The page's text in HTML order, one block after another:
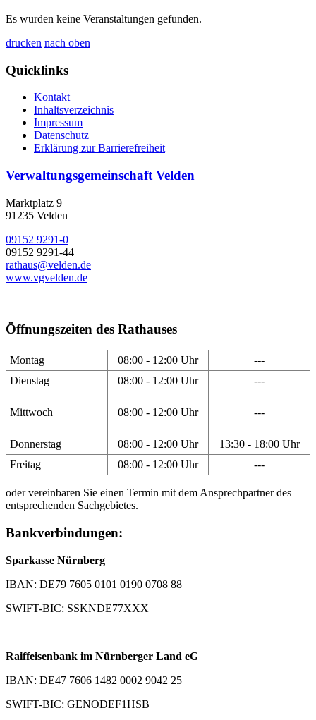
Es wurden keine Veranstaltungen gefunden.
drucken nach oben
Quicklinks
Kontakt
Inhaltsverzeichnis
Impressum
Datenschutz
Erklärung zur Barrierefreiheit
Verwaltungsgemeinschaft Velden
Marktplatz 9
91235 Velden
09152 9291-0
09152 9291-44
rathaus@velden.de
www.vgvelden.de
Öffnungszeiten des Rathauses
Montag 08:00 - 12:00 Uhr
---
Dienstag
08:00 - 12:00 Uhr ---
Mittwoch 08:00 - 12:00 Uhr ---
Donnerstag 08:00 - 12:00 Uhr
13:30 - 18:00 Uhr
Freitag
08:00 - 12:00 Uhr ---
oder vereinbaren Sie einen Termin mit dem Ansprechpartner des
entsprechenden Sachgebietes.
Bankverbindungen:
Sparkasse Nürnberg
IBAN: DE79 7605 0101 0190 0708 88
SWIFT-BIC: SSKNDE77XXX
Raiffeisenbank im Nürnberger Land eG
IBAN: DE47 7606 1482 0002 9042 25
SWIFT-BIC: GENODEF1HSB